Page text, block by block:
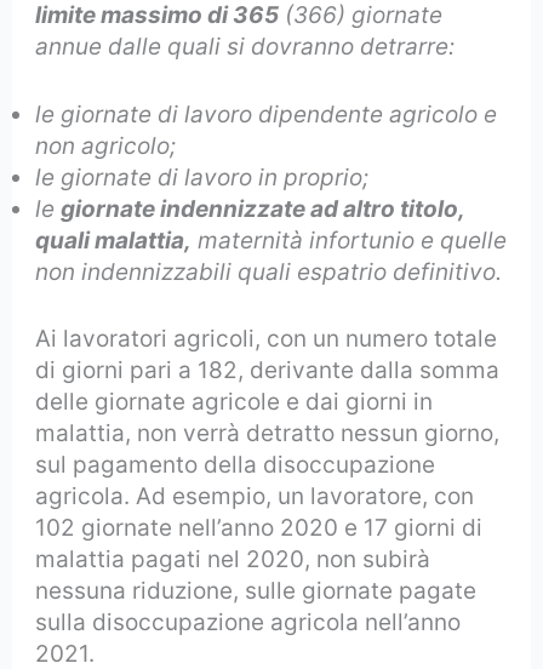
limite massimo di 365 (366) giornate
annue dalle quali si dovranno detrarre:
le giornate di lavoro dipendente agricolo e
non agricolo;
le giornate di lavoro in proprio;
legiornate indennizzate ad altro titolo,
quali malattia, maternità infortunio e quelle
non indennizzabili quali espatrio definitivo.
Ai lavoratori agricoli, con un numero totale
di giorni pari a 182, derivante dalla somma
delle giornate agricole e dai giorni in
malattia, non verrà detratto nessun giorno,
sul pagamento della disoccupazione
agricola. Ad esempio, un lavoratore, con
102 giornate nell’anno 2020 e 17 giorni di
malattia pagati nel 2020, non subirà
nessuna riduzione, sulle giornate pagate
sulla disoccupazione agricola nell’anno
2021.